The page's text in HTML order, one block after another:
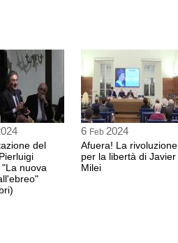
televisiva e autrice televisiva
del Comitato Scientifico di LibertàEguale
sec
del
"La nuova
6 Feb 2024
Afuera! La rivoluzione
per la libertà di Javier
Milei